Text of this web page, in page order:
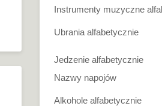
Instrumenty muzyczne
Ubrania alfabetycznie
Jedzenie alfabetycznie
Nazwy napojów
Alkohole alfabetycznie